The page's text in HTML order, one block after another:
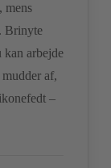
mens
Brinyte
kan arbejde
af,
–